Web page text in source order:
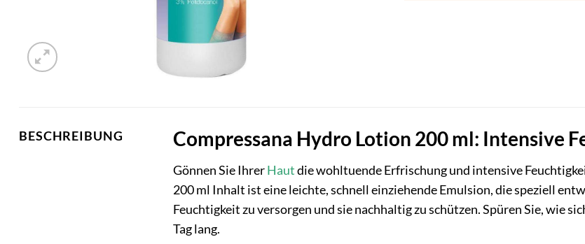
BESCHREIBUNG Compressana Hydro Lotion 200 ml: Intensive
Gönnen Sie IhrerHautdie wohltuende Erfrischung und intensive
200 ml Inhalt ist eine leichte, schnell einziehende Emulsion, die speziell
Feuchtigkeit zu versorgen und sie nachhaltig zu schützen. Spüren Sie, wie
Tag lang.